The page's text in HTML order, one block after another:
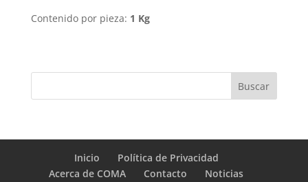
Contenido por pieza: 1 Kg
Inicio
Política de Privacidad
Acerca de COMA
Contacto
Noticias